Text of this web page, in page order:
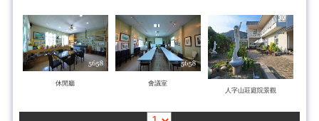
休閒廳
會議室
人字山莊庭院景觀